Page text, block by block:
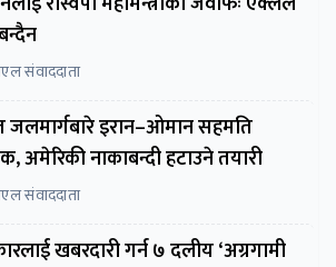
संवाददाता
जलमार्गबारे इरान–ओमान सहमति
अमेरिकी नाकाबन्दी हटाउने तयारी
संवाददाता
खबरदारी गर्न ७ दलीय ‘अग्रगामी